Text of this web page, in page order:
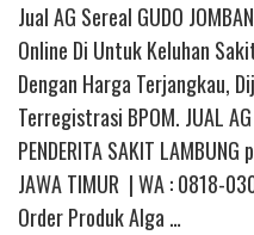
Jual AG Sereal GUDO
Online Di Untuk Keluhan
Dengan Harga Terjangkau,
Terregistrasi BPOM. JUAL AG
PENDERITA SAKIT
JAWA TIMUR | WA : 0818-
Order Produk Alga …